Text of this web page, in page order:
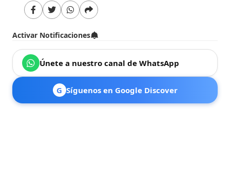
Activar Notificaciones
Únete a nuestro canal de WhatsApp
G Síguenos en Google Discover